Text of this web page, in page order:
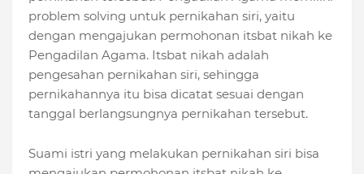
problem solving untuk pernikahan siri, yaitu
dengan mengajukan permohonan itsbat nikah ke
Pengadilan Agama. Itsbat nikah adalah
pengesahan pernikahan siri, sehingga
pernikahannya itu bisa dicatat sesuai dengan
tanggal berlangsungnya pernikahan tersebut.
Suami istri yang melakukan pernikahan siri bisa